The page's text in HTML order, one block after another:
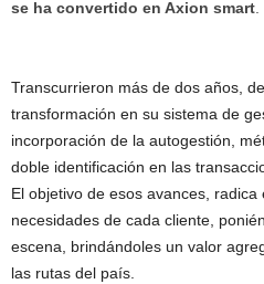
se ha convertido en Axion smart
Transcurrieron más de dos años,
transformación en su sistema de
incorporación de la autogestión,
doble identificación en las
El objetivo de esos avances,
necesidades de cada cliente,
escena, brindándoles un valor
las rutas del país.